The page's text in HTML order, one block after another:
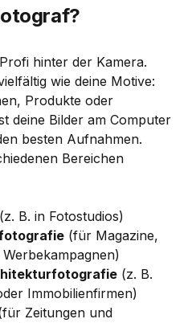
hinter der Kamera.
wie deine Motive:
Produkte oder
deine Bilder am Computer
besten Aufnahmen.
Bereichen
(z. B. in Fotostudios)
(für Magazine,
(z. B.
Immobilienfirmen)
Zeitungen und